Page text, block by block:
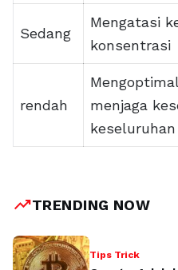
Sedang
Mengatasi
konsentrasi
rendah
menjaga
keseluruhan
trending_upTRENDING NOW
Tips Trick